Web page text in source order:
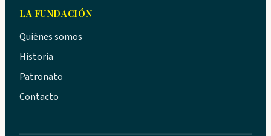
LA FUNDACIÓN
Quiénes somos
Historia
Patronato
Contacto